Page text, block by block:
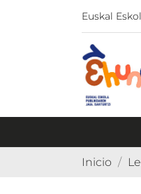
Euskal
Inicio